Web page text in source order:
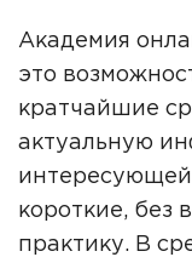
Академия
это
кратчайшие
актуальную
интересующей
короткие, без
практику. В